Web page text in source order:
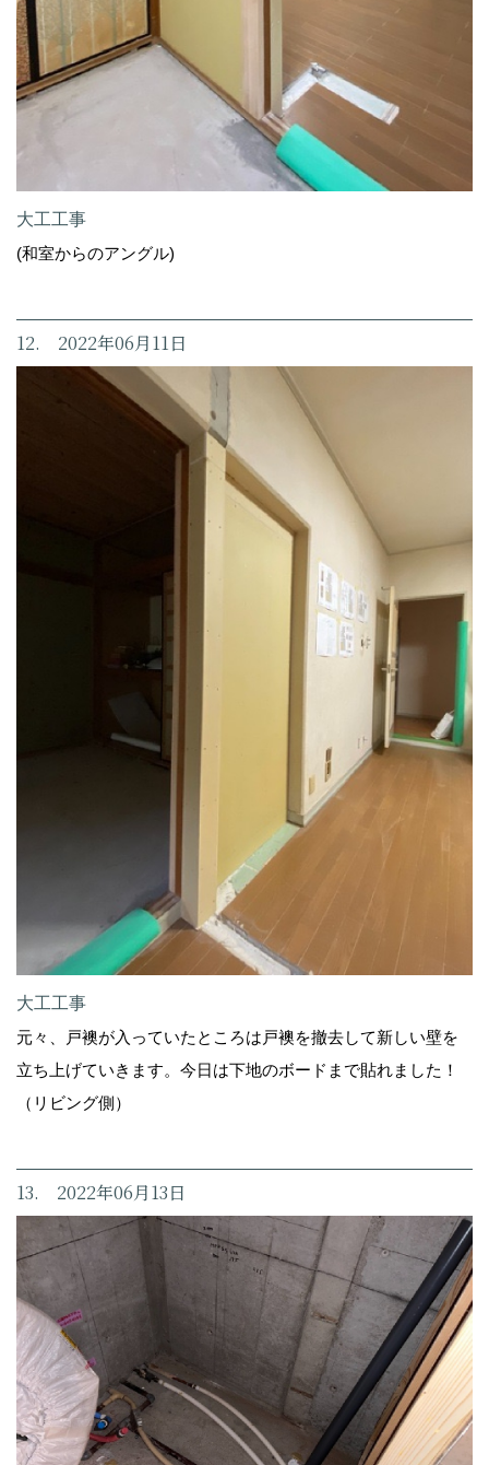
大工工事
(和室からのアングル)
12. 2022年06月11日
大工工事
元々、戸襖が入っていたところは戸襖を撤去して新しい壁を
立ち上げていきます。今日は下地のボードまで貼れました！
（リビング側）
13. 2022年06月13日